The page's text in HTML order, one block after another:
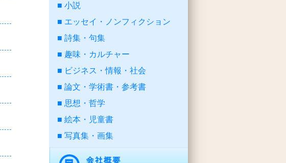
小説
エッセイ・ノンフィクション
詩集・句集
趣味・カルチャー
ビジネス・情報・社会
論文・学術書・参考書
思想・哲学
絵本・児童書
写真集・画集